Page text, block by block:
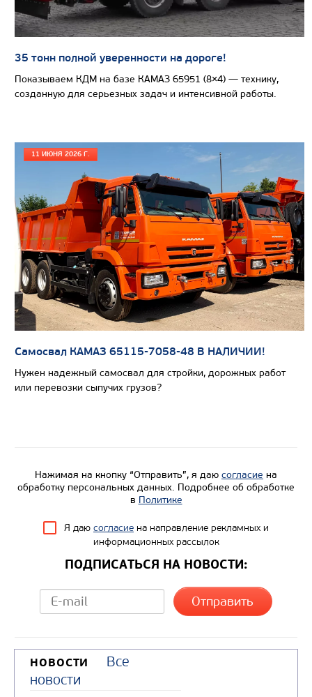
Цена по запросу
Производитель
Экологический класс
Грузоподъемность, кг
Вместимость кузова, м3
Направление разгрузки
35 тонн полной уверенности на дороге!
Показываем КДМ на базе КАМАЗ 65951 (8×4) — технику,
созданную для серьезных задач и интенсивной работы.
11 ИЮНЯ 2026 Г.
Самосвал КАМАЗ 65115-7058-48 В НАЛИЧИИ!
Нужен надежный самосвал для стройки, дорожных работ
или перевозки сыпучих грузов?
Нажимая на кнопку “Отправить”, я даю согласие на
обработку персональных данных. Подробнее об обработке
в Политике
Я даю согласие на направление рекламных и
информационных рассылок
ПОДПИСАТЬСЯ НА НОВОСТИ:
НОВОСТИ
Все
новости